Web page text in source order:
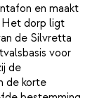
en maakt
Het dorp ligt
de Silvretta
voor
de
de korte